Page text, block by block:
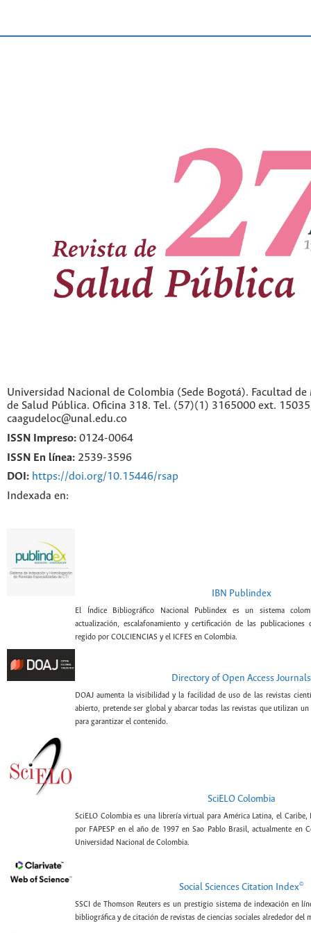
Universidad Nacional de Colombia (Sede Bogotá). Facultad
de Salud Pública. Oficina 318. Tel. (57)(1) 3165000 ext.
caagudeloc@unal.edu.co
ISSN Impreso: 0124-0064
ISSN En línea: 2539-3596
DOI: https://doi.org/10.15446/rsap
Indexada en:
IBN Publindex
El Índice Bibliográfico Nacional Publindex es un sistema
actualización, escalafonamiento y certificación de las publicaciones
regido por COLCIENCIAS y el ICFES en Colombia.
Directory of Open Access Journals
DOAJ aumenta la visibilidad y la facilidad de uso de las revistas
abierto, pretende ser global y abarcar todas las revistas que utilizan
para garantizar el contenido.
SciELO Colombia
SciELO Colombia es una librería virtual para América Latina, el Caribe,
por FAPESP en el año de 1997 en Sao Pablo Brasil, actualmente en
Universidad Nacional de Colombia.
Social Sciences Citation Index©
SSCI de Thomson Reuters es un prestigio sistema de indexación en
bibliográfica y de citación de revistas de ciencias sociales alrededor del